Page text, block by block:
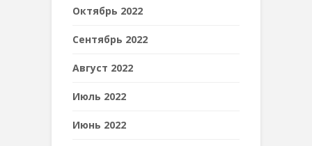
Октябрь 2022
Сентябрь 2022
Август 2022
Июль 2022
Июнь 2022